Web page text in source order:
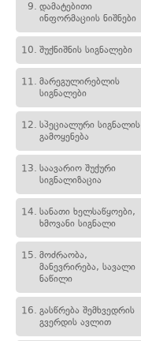
9. დამატებითი
ინფორმაციის ნიშნები
10. შუქნიშნის სიგნალები
11. მარეგულირებლის
სიგნალები
12. სპეციალური სიგნალის
გამოყენება
13. საავარიო შუქური
სიგნალიზაცია
14. სანათი ხელსაწყოები,
ხმოვანი სიგნალი
15. მოძრაობა,
მანევრირება, სავალი
ნაწილი
16. გასწრება შემხვედრის
გვერდის ავლით